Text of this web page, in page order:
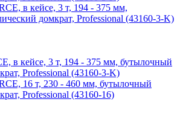
в кейсе, 3 т, 194 - 375 мм, бутылочный
Professional (43160-3-K)